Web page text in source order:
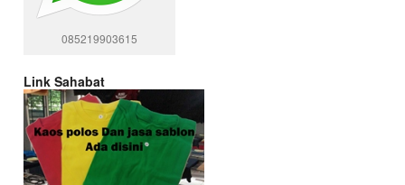
085219903615
Link Sahabat